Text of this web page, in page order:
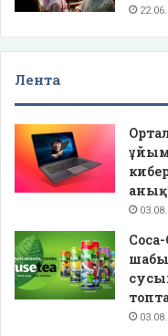
Лента